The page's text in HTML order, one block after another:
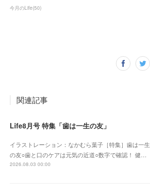
今月のLife(50)
関連記事
Life8月号 特集「歯は一生の友」
イラストレーション：なかむら葉子［特集］歯は一生
の友○歯と口のケアは元気の近道○数字で確認！ 健…
2026.08.03 00:00